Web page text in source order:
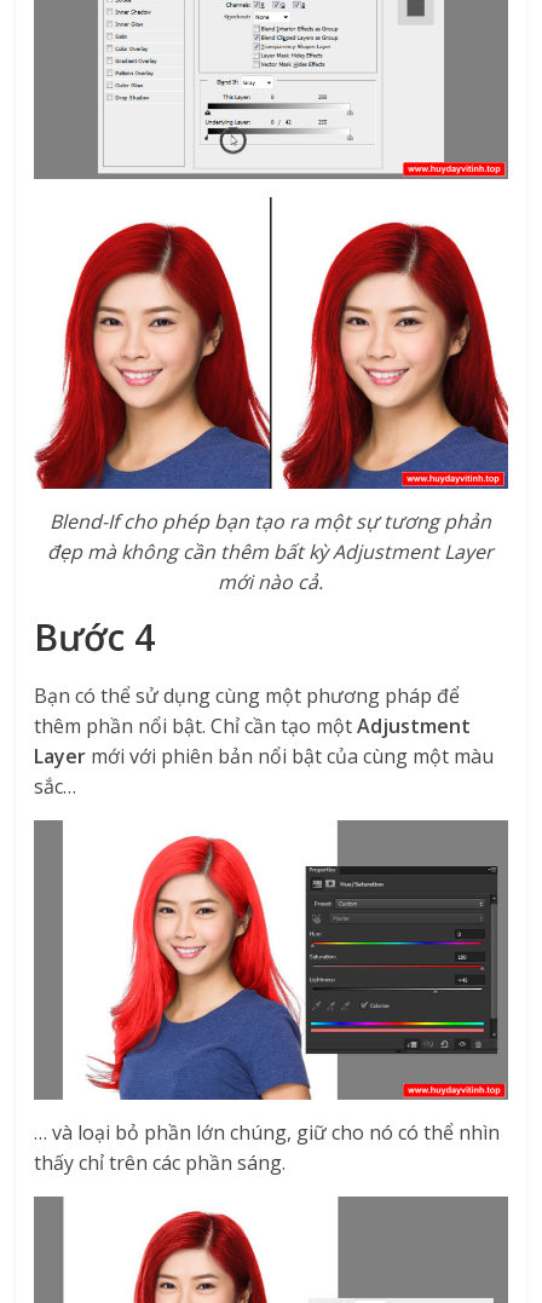
Blend-If cho phép bạn tạo ra một sự tương phản
đẹp mà không cần thêm bất kỳ Adjustment Layer
mới nào cả.
Bước 4
Bạn có thể sử dụng cùng một phương pháp để
thêm phần nổi bật. Chỉ cần tạo mộtAdjustment
Layer mới với phiên bản nổi bật của cùng một màu
sắc…
… và loại bỏ phần lớn chúng, giữ cho nó có thể nhìn
thấy chỉ trên các phần sáng.